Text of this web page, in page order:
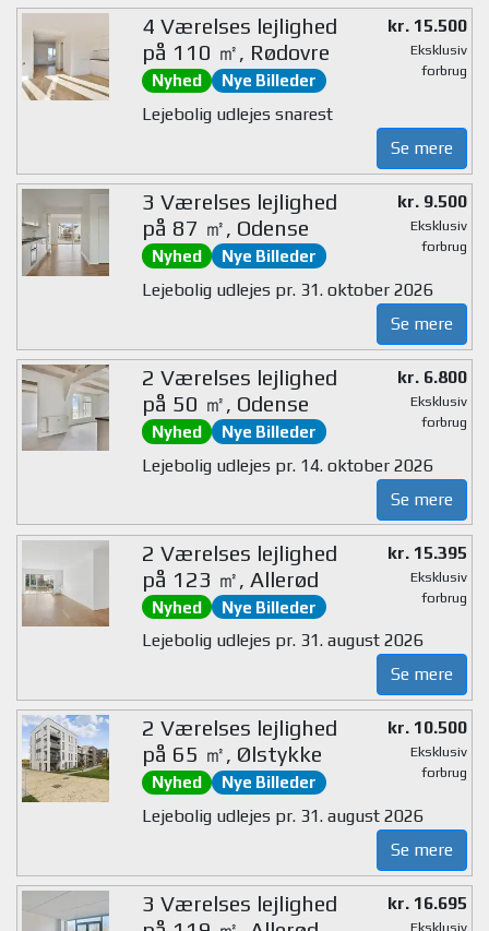
4 Værelses lejlighed
på 110 ㎡, Rødovre
Nyhed Nye Billeder
kr. 15.500
Eksklusiv
forbrug
Lejebolig udlejes snarest
Se mere
3 Værelses lejlighed
på 87 ㎡, Odense
Nyhed Nye Billeder
kr. 9.500
Eksklusiv
forbrug
Lejebolig udlejes pr. 31. oktober 2026
Se mere
2 Værelses lejlighed
på 50 ㎡, Odense
Nyhed Nye Billeder
kr. 6.800
Eksklusiv
forbrug
Lejebolig udlejes pr. 14. oktober 2026
Se mere
2 Værelses lejlighed
på 123 ㎡, Allerød
Nyhed Nye Billeder
kr. 15.395
Eksklusiv
forbrug
Lejebolig udlejes pr. 31. august 2026
Se mere
2 Værelses lejlighed
på 65 ㎡, Ølstykke
Nyhed Nye Billeder
kr. 10.500
Eksklusiv
forbrug
Lejebolig udlejes pr. 31. august 2026
Se mere
3 Værelses lejlighed
kr. 16.695
Eksklusiv